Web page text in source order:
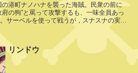
の狗”と罵って攻撃するも、一味全員あっ
サーベルを使って戦うが，スナスナの実の
リンドウ